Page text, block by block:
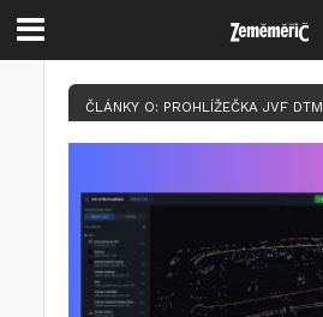
ČLÁNKY O: PROHLÍŽEČKA JVF DTM